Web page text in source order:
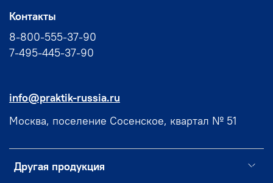
Другая продукция
Контакты
8-800-555-37-90
7-495-445-37-90
info@praktik-russia.ru
Москва, поселение Сосенское, квартал № 51